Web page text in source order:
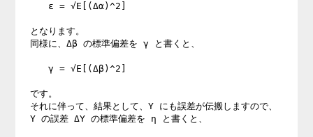
ε = √E[(Δα)^2]
となります。
同様に、Δβ の標準偏差を γ と書くと、
γ = √E[(Δβ)^2]
です。
それに伴って、結果として、Y にも誤差が伝搬しますので、
Y の誤差 ΔY の標準偏差を η と書くと、